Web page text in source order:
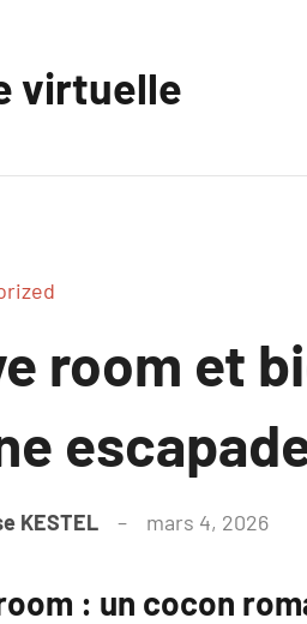
virtuelle
room et
KESTEL mars 4, 2026
: un cocon